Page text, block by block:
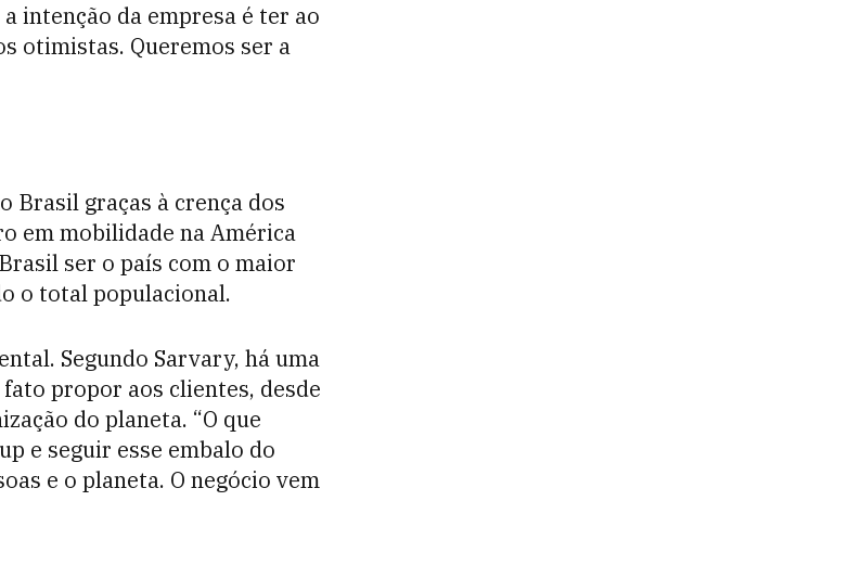
intenção da empresa é ter ao
otimistas. Queremos ser a
Brasil graças à crença dos
em mobilidade na América
ser o país com o maior
o total populacional.
Segundo Sarvary, há uma
propor aos clientes, desde
do planeta. “O que
e seguir esse embalo do
e o planeta. O negócio vem